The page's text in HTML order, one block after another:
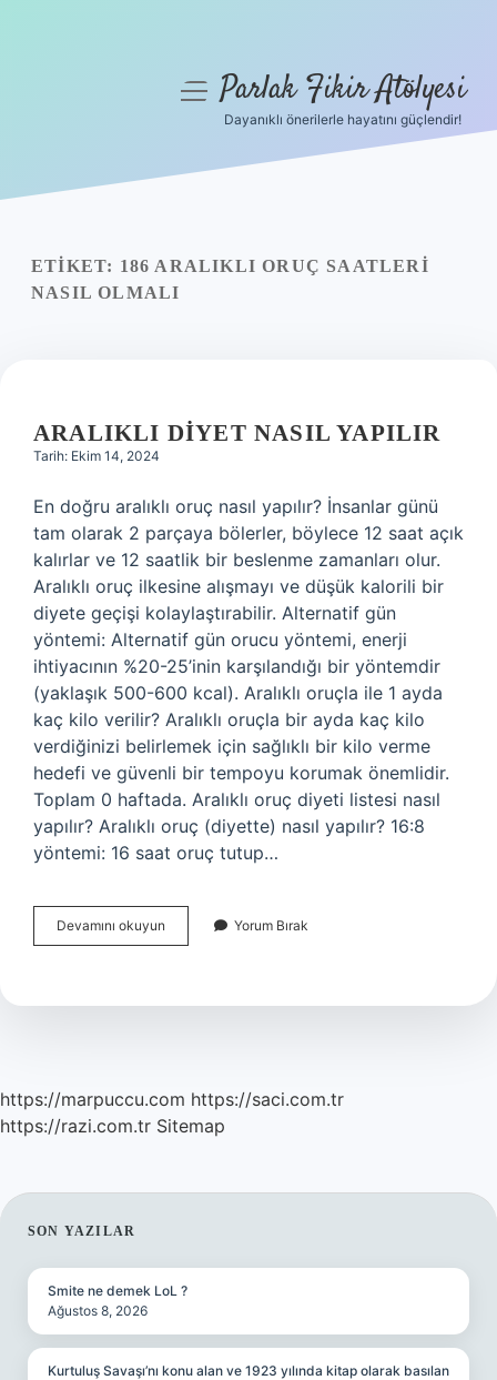
Yasal Uyarı
menüyüParlak Fikir Atölyesi
Dayanıklı önerilerle hayatını güçlendir!
ETIKET: 186 ARALIKLI ORUÇ SAATLERI
NASIL OLMALI
ARALIKLI DIYET NASIL YAPILIR
Tarih: Ekim 14, 2024
En doğru aralıklı oruç nasıl yapılır? İnsanlar günü
tam olarak 2 parçaya bölerler, böylece 12 saat açık
kalırlar ve 12 saatlik bir beslenme zamanları olur.
Aralıklı oruç ilkesine alışmayı ve düşük kalorili bir
diyete geçişi kolaylaştırabilir. Alternatif gün
yöntemi: Alternatif gün orucu yöntemi, enerji
ihtiyacının %20-25’inin karşılandığı bir yöntemdir
(yaklaşık 500-600 kcal). Aralıklı oruçla ile 1 ayda
kaç kilo verilir? Aralıklı oruçla bir ayda kaç kilo
verdiğinizi belirlemek için sağlıklı bir kilo verme
hedefi ve güvenli bir tempoyu korumak önemlidir.
Toplam 0 haftada. Aralıklı oruç diyeti listesi nasıl
yapılır? Aralıklı oruç (diyette) nasıl yapılır? 16:8
yöntemi: 16 saat oruç tutup…
Devamını okuyun
Diyet
Yorum Bırak
https://marpuccu.com https://saci.com.tr
https://razi.com.tr Sitemap
SIDEBAR
SON YAZILAR
Smite ne demek LoL ?
Ağustos 8, 2026
Kurtuluş Savaşı’nı konu alan ve 1923 yılında kitap olarak basılan